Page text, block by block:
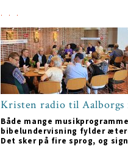
Kristen radio til Aalborgs
Både mange
bibelundervisning fylder
Det sker på fire sprog, og